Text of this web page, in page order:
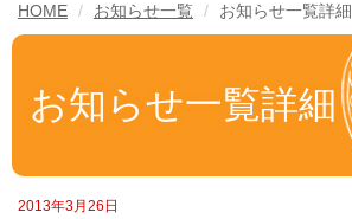
HOME お知らせ一覧 お知らせ一覧詳細
お知らせ一覧詳細
2013年3月26日